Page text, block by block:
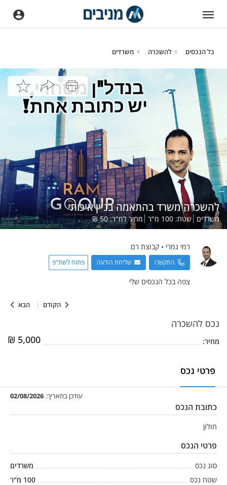
כל הנכסים להשכרה משרדים
הקודם הבא
להשכרה משרד בהתאמה בניין איכותי
משרדים שטח: 100 מ"ר מחיר למ"ר:50
₪
רמי גמרי • קבוצת רם
התקשרו שליחת הודעה פתוח לשת"פ
צפה בכל הנכסים שלי
נכס להשכרה
מחיר: 5,000
₪
פרטי נכס
עודכן בתאריך: 02/08/2026
כתובת הנכס
חולון
פרטי הנכס
סוג נכס
משרדים
שטח נכס
100 מ"ר